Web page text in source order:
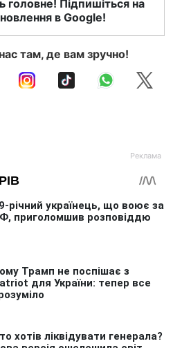
головне! Підпишіться на
в Google!
там, де вам зручно!